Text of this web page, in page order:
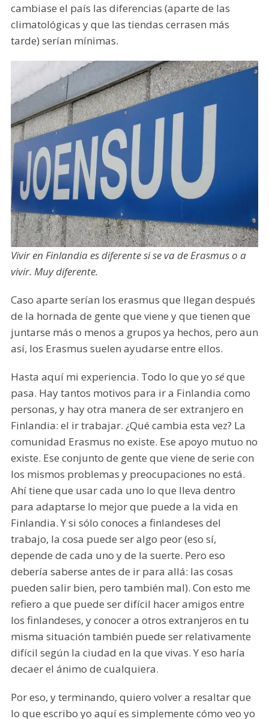
cambiase el país las diferencias (aparte de las
climatológicas y que las tiendas cerrasen más
tarde) serían mínimas.
Vivir en Finlandia es diferente si se va de Erasmus o a
vivir. Muy diferente.
Caso aparte serían los erasmus que llegan después
de la hornada de gente que viene y que tienen que
juntarse más o menos a grupos ya hechos, pero aun
así, los Erasmus suelen ayudarse entre ellos.
Hasta aquí mi experiencia. Todo lo que yo séque
pasa. Hay tantos motivos para ir a Finlandia como
personas, y hay otra manera de ser extranjero en
Finlandia: el ir trabajar. ¿Qué cambia esta vez? La
comunidad Erasmus no existe. Ese apoyo mutuo no
existe. Ese conjunto de gente que viene de serie con
los mismos problemas y preocupaciones no está.
Ahí tiene que usar cada uno lo que lleva dentro
para adaptarse lo mejor que puede a la vida en
Finlandia. Y si sólo conoces a finlandeses del
trabajo, la cosa puede ser algo peor (eso sí,
depende de cada uno y de la suerte. Pero eso
debería saberse antes de ir para allá: las cosas
pueden salir bien, pero también mal). Con esto me
refiero a que puede ser difícil hacer amigos entre
los finlandeses, y conocer a otros extranjeros en tu
misma situación también puede ser relativamente
difícil según la ciudad en la que vivas. Y eso haría
decaer el ánimo de cualquiera.
Por eso, y terminando, quiero volver a resaltar que
lo que escribo yo aquí es simplemente cómo veo yo